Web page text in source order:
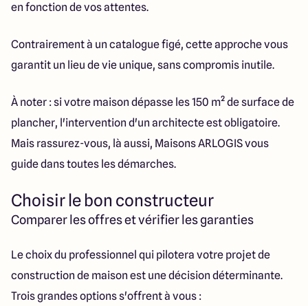
en fonction de vos attentes.
Contrairement à un catalogue figé, cette approche vous
garantit un lieu de vie unique, sans compromis inutile.
À noter : si votre maison dépasse les 150 m² de surface de
plancher, l'intervention d'un architecte est obligatoire.
Mais rassurez-vous, là aussi, Maisons ARLOGIS vous
guide dans toutes les démarches.
Choisir le bon constructeur
Comparer les offres et vérifier les garanties
Le choix du professionnel qui pilotera votre projet de
construction de maison est une décision déterminante.
Trois grandes options s'offrent à vous :